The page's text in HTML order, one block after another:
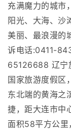
充满魔力的城市
阳光、大海、沙
美丽、最浪漫的
诉电话:0411-
65126688 辽宁
国家旅游度假区
东北端的黄海之
捷，距大连市中
面积58平方公